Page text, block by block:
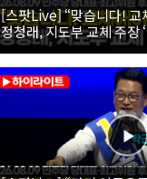
[스팟Live] “맞습니다!
정청래, 지도부 교체 주장
26.08.09 더불어민주당
보 대구·경북 합동연설회